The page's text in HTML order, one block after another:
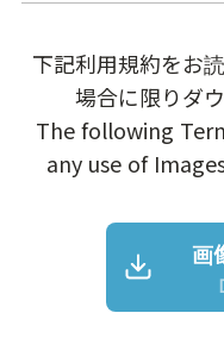
下記利用規約をお
場合に限りダ
The following
any use of
画